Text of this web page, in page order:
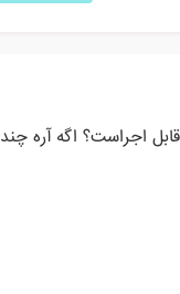
اجراست؟ اگه آره